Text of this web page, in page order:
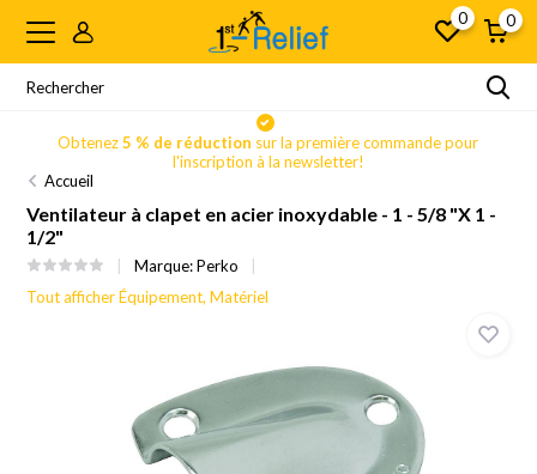
0 0
Obtenez5 % de réduction sur la première commande pour
l'inscription à la newsletter!
Accueil
Ventilateur à clapet en acier inoxydable - 1 - 5/8 "X 1 -
1/2"
Marque:Perko
Tout afficher Équipement, Matériel